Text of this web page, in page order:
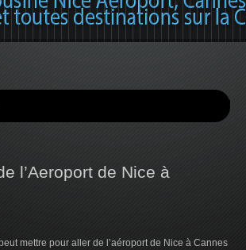
l’Aeroport de Nice à
mettre pour aller de l’aéroport de Nice à Cannes